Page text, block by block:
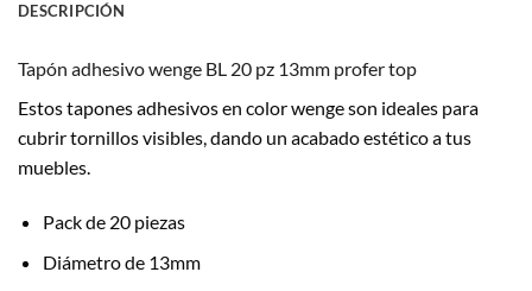
DESCRIPCIÓN
Tapón adhesivo wenge BL 20 pz 13mm profer top
Estos tapones adhesivos en color wenge son ideales para
cubrir tornillos visibles, dando un acabado estético a tus
muebles.
Pack de 20 piezas
Diámetro de 13mm